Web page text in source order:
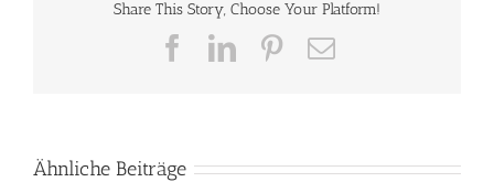
Share This Story, Choose Your Platform!
Facebook
LinkedInPinterest
E-
Ähnliche Beiträge